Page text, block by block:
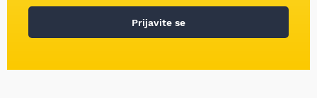
Prijavite se